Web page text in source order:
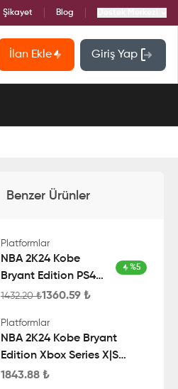
Şikayet Blog
İlan Ekle Giriş Yap
Benzer Ürünler
Platformlar
NBA 2K24 Kobe
Bryant Edition PS4
Account
%5
1432.20₺1360.59 ₺
Platformlar
NBA 2K24 Kobe Bryant
Edition Xbox Series X|S
Account
1843.88 ₺